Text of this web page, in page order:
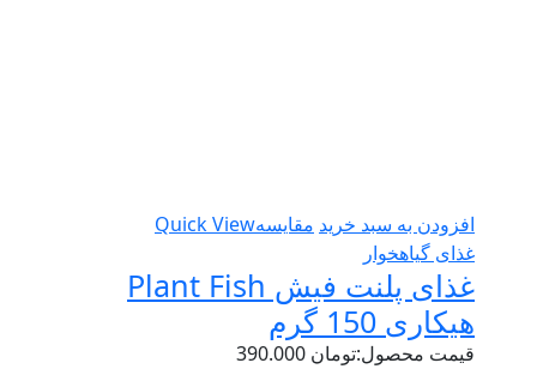
افزودن به سبد خرید مقایسهQuick View
غذای گیاهخوار
غذای پلنت فیش Plant Fish
هیکاری 150 گرم
قیمت محصول:تومان